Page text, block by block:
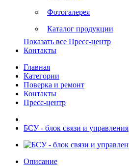
Фотогалерея
Каталог продукции
Показать все Пресс-центр
Контакты
Главная
Категории
Поверка и ремонт
Контакты
Пресс-центр
БСУ - блок связи и управления
Описание